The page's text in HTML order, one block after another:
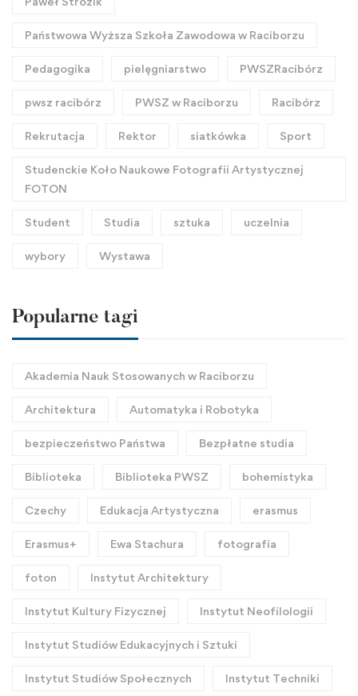
Państwowa Wyższa Szkoła Zawodowa w Raciborzu
Pedagogika pielęgniarstwo PWSZRacibórz
pwsz racibórz PWSZ w Raciborzu Racibórz
Rekrutacja Rektor siatkówka Sport
Studenckie Koło Naukowe Fotografii Artystycznej
FOTON
Student Studia sztuka uczelnia
wybory Wystawa
Popularne tagi
Akademia Nauk Stosowanych w Raciborzu
Architektura Automatyka i Robotyka
bezpieczeństwo Państwa Bezpłatne studia
Biblioteka Biblioteka PWSZ bohemistyka
Czechy Edukacja Artystyczna erasmus
Erasmus+ Ewa Stachura fotografia
foton Instytut Architektury
Instytut Kultury Fizycznej Instytut Neofilologii
Instytut Studiów Edukacyjnych i Sztuki
Instytut Studiów Społecznych Instytut Techniki